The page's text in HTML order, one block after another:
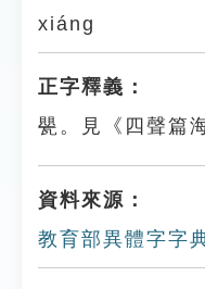
xiáng
正字釋義：
甖。見《四聲篇
資料來源：
教育部異體字字